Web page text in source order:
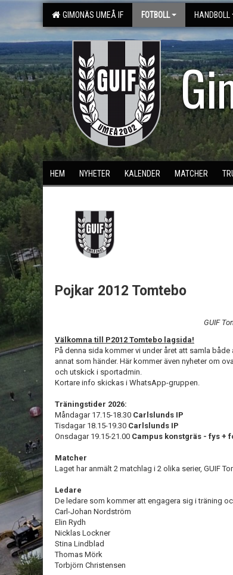
GIMONÄS UMEÅ IF FOTBOLL HANDBOLL
HEM NYHETER KALENDER MATCHER
Pojkar 2012 Tomtebo
GUIF
Välkomna till P2012 Tomtebo lagsida!
På denna sida kommer vi under året att samla
annat som händer. Här kommer även nyheter om
och utskick i sportadmin.
Kortare info skickas i WhatsApp-gruppen.
Träningstider 2026:
Måndagar 17.15-18.30 Carlslunds IP
Tisdagar 18.15-19.30 Carlslunds IP
Onsdagar 19.15-21.00 Campus konstgräs - fys +
Matcher
Laget har anmält 2 matchlag i 2 olika serier, GUIF
Ledare
De ledare som kommer att engagera sig i träning
Carl-Johan Nordström
Elin Rydh
Nicklas Lockner
Stina Lindblad
Thomas Mörk
Torbjörn Christensen